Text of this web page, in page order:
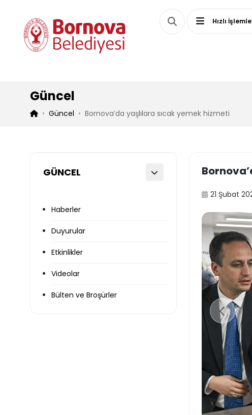
Hızlı
Güncel
Güncel Bornova’da yaşlılara sıcak yemek hizmeti
GÜNCEL
Haberler
Duyurular
Etkinlikler
Videolar
Bülten ve Broşürler
21 Şubat